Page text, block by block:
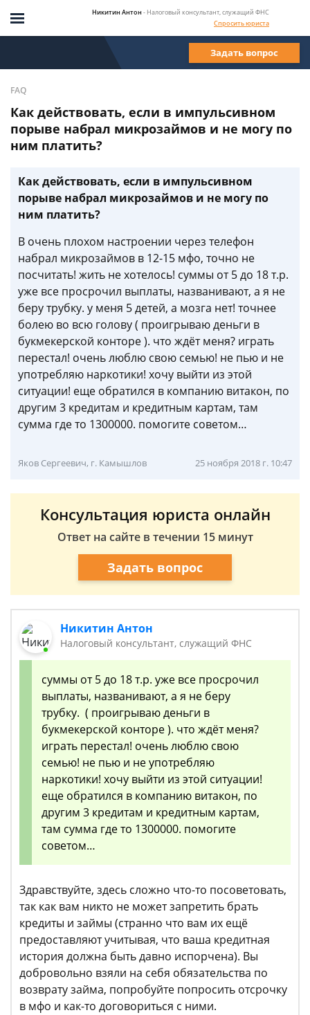
Никитин Антон - Налоговый консультант, служащий ФНС
Спросить юриста
Задать вопрос
FAQ
Как действовать, если в импульсивном
порыве набрал микрозаймов и не могу по
ним платить?
Как действовать, если в импульсивном
порыве набрал микрозаймов и не могу по
ним платить?
В очень плохом настроении через телефон
набрал микрозаймов в 12-15 мфо, точно не
посчитать! жить не хотелось! суммы от 5 до 18 т.р.
уже все просрочил выплаты, названивают, а я не
беру трубку. у меня 5 детей, а мозга нет! точнее
болею во всю голову ( проигрываю деньги в
букмекерской конторе ). что ждёт меня? играть
перестал! очень люблю свою семью! не пью и не
употребляю наркотики! хочу выйти из этой
ситуации! еще обратился в компанию витакон, по
другим 3 кредитам и кредитным картам, там
сумма где то 1300000. помогите советом…
Яков Сергеевич, г. Камышлов 25 ноября 2018 г. 10:47
Консультация юриста онлайн
Ответ на сайте в течении 15 минут
Задать вопрос
Никитин Антон
Налоговый консультант, служащий ФНС
суммы от 5 до 18 т.р. уже все просрочил
выплаты, названивают, а я не беру
трубку. ( проигрываю деньги в
букмекерской конторе ). что ждёт меня?
играть перестал! очень люблю свою
семью! не пью и не употребляю
наркотики! хочу выйти из этой ситуации!
еще обратился в компанию витакон, по
другим 3 кредитам и кредитным картам,
там сумма где то 1300000. помогите
советом…
Здравствуйте, здесь сложно что-то посоветовать,
так как вам никто не может запретить брать
кредиты и займы (странно что вам их ещё
предоставляют учитывая, что ваша кредитная
история должна быть давно испорчена). Вы
добровольно взяли на себя обязательства по
возврату займа, попробуйте попросить отсрочку
в мфо и как-то договориться с ними.